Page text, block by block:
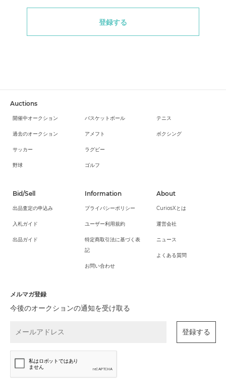
登録する
Auctions
開催中オークション
過去のオークション
サッカー
野球
バスケットボール
アメフト
ラグビー
ゴルフ
テニス
ボクシング
Bid/Sell
出品査定の申込み
入札ガイド
出品ガイド
Information
プライバシーポリシー
ユーザー利用規約
特定商取引法に基づく表
記
お問い合わせ
About
CuriosXとは
運営会社
ニュース
よくある質問
メルマガ登録
今後のオークションの通知を受け取る
登録する